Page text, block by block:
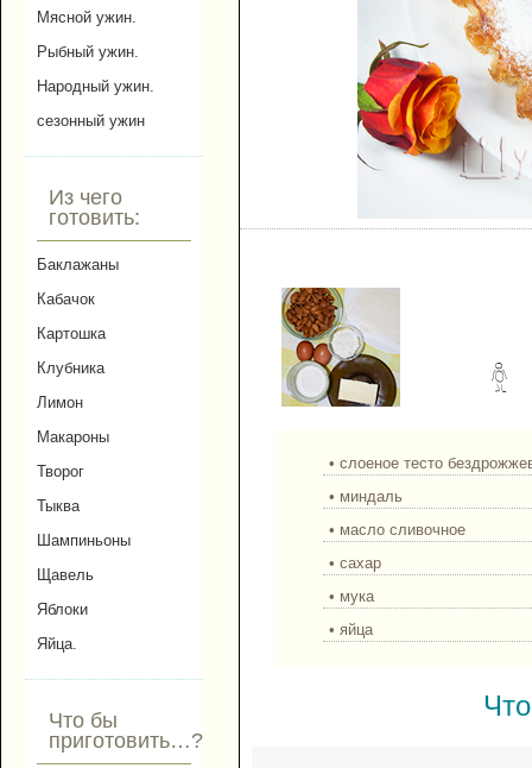
Мясной ужин.
Рыбный ужин.
Народный ужин.
сезонный ужин
Из чего
готовить:
Баклажаны
Кабачок
Картошка
Клубника
Лимон
Макароны
Творог
Тыква
Шампиньоны
Щавель
Яблоки
Яйца.
Что бы
приготовить…?
• слоеное тесто
• миндаль
• масло сливочное
• сахар
• мука
• яйца